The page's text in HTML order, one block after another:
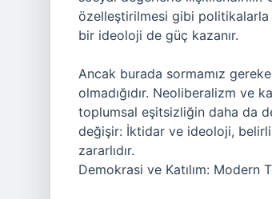
özelleştirilmesi gibi politikalarla
bir ideoloji de güç kazanır.
Ancak burada sormamız
olmadığıdır. Neoliberalizm ve
toplumsal eşitsizliğin daha da
değişir: İktidar ve ideoloji,
zararlıdır.
Demokrasi ve Katılım: Modern